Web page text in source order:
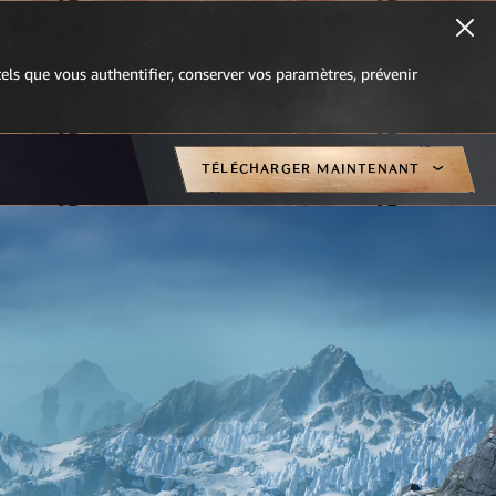
que vous authentifier, conserver vos paramètres, prévenir
TÉLÉCHARGER MAINTENANT